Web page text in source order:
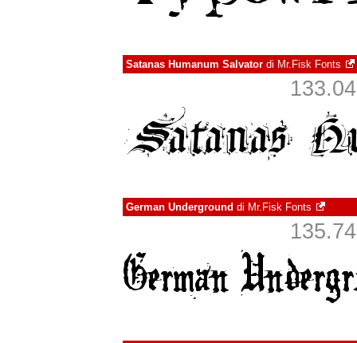
Satanas Humanum Salvator di Mr.Fisk Fonts
German Underground di Mr.Fisk Fonts